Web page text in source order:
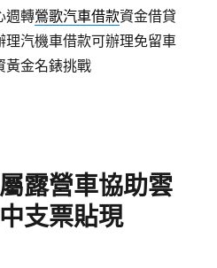
週轉鶯歌汽車借款資金借貸
汽機車借款可辦理免留車
黃金名錶挑戰
露營車協助雲
支票貼現